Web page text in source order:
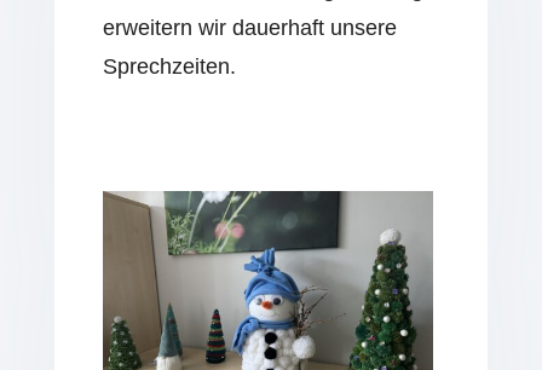
erweitern wir dauerhaft unsere
Sprechzeiten.